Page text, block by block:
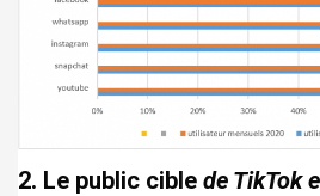
2. Le public cible de TikTok